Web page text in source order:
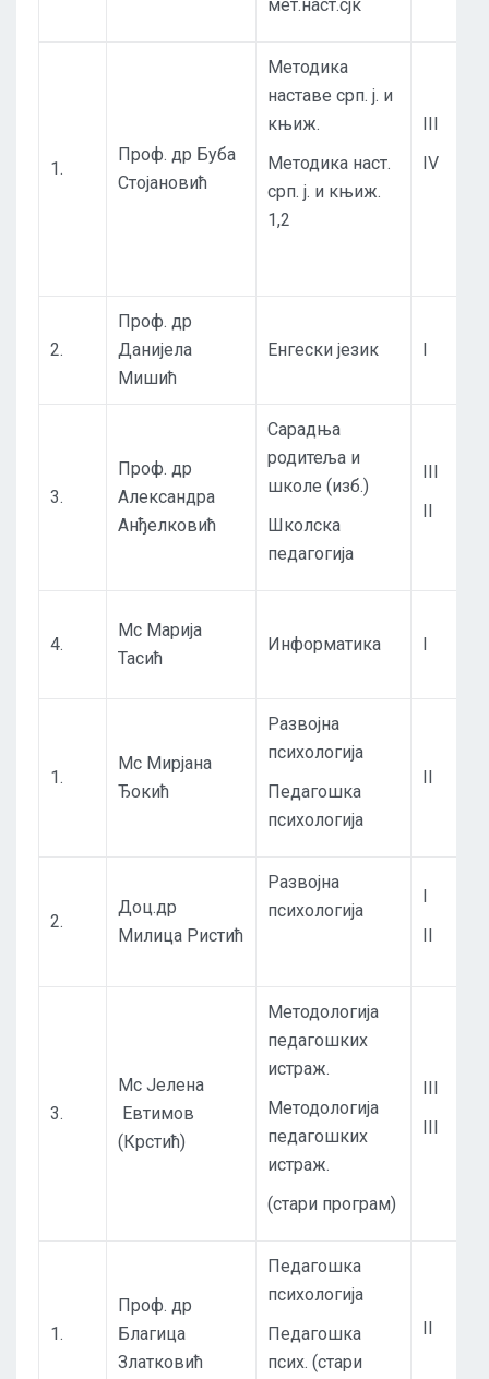
мет.наст.сјк
1.
Проф. др Буба
Стојановић
Методика
наставе срп. ј. и
књиж.
Методика наст.
срп. ј. и књиж.
1,2
III
IV
2.
Проф. др
Данијела
Мишић
Енгески језик I
3.
Проф. др
Александра
Анђелковић
Сарадња
родитеља и
школе (изб.)
Школска
педагогија
III
II
4.
Мс Марија
Тасић
Информатика I
1.
Мс Мирјана
Ђокић
Развојна
психологија
Педагошка
психологија
II
2.
Доц.др
Милица Ристић
Развојна
психологија
I
II
3.
Мс Јелена
Евтимов
(Крстић)
Методологија
педагошких
истраж.
Методологија
педагошких
истраж.
(стари програм)
III
III
1.
Проф. др
Благица
Златковић
Педагошка
психологија
Педагошка
псих. (стари
II